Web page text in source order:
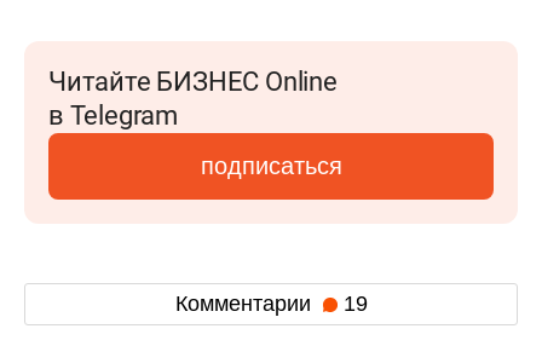
Читайте БИЗНЕС Online
в Telegram
подписаться
Комментарии 19